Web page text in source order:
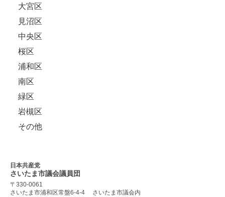
大宮区
見沼区
中央区
桜区
浦和区
南区
緑区
岩槻区
その他
日本共産党
さいたま市議会議員団
〒330-0061
さいたま市浦和区常盤6-4-4
さいたま市議会内